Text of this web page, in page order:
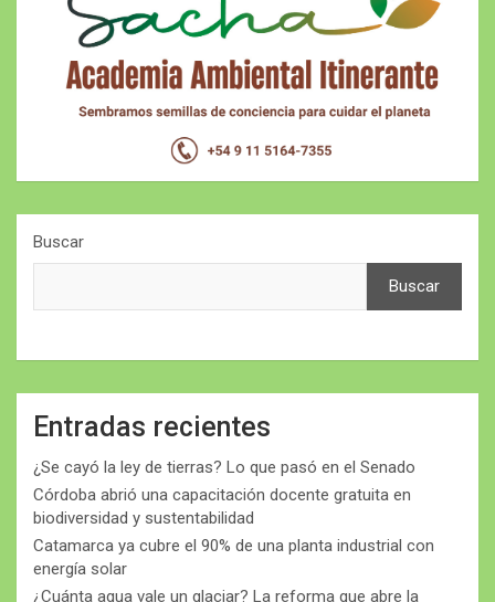
Buscar
Buscar
Entradas recientes
¿Se cayó la ley de tierras? Lo que pasó en el Senado
Córdoba abrió una capacitación docente gratuita en
biodiversidad y sustentabilidad
Catamarca ya cubre el 90% de una planta industrial con
energía solar
¿Cuánta agua vale un glaciar? La reforma que abre la